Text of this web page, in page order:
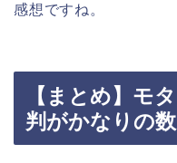
感想ですね。
【まとめ】モ
判がかなりの